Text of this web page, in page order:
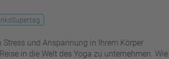
und Anspannung in Ihrem Körper
in die Welt des Yoga zu unternehmen. Wie